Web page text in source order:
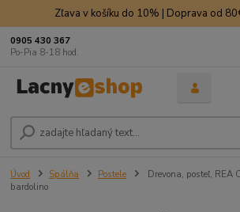
Zľava v košíku do 10% | Doprava od
0905 430 367
Po-Pia 8-18 hod.
Úvod Spálňa Postele
Drevona, posteľ, REA
bardolino